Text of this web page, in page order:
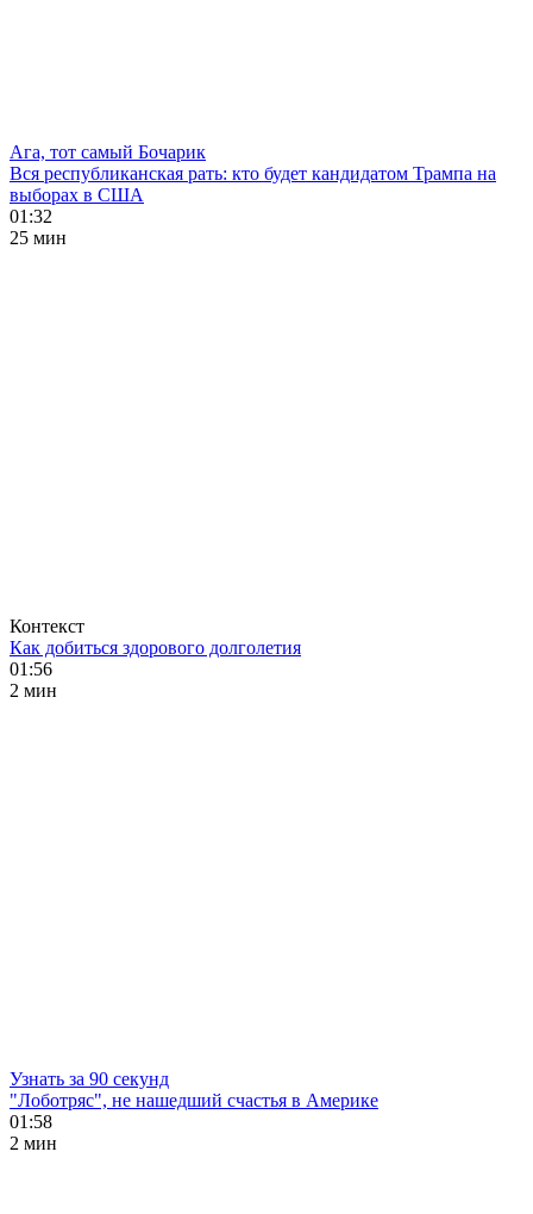
Ага, тот самый Бочарик
Вся республиканская рать: кто будет кандидатом Трампа на
выборах в США
01:32
25 мин
Контекст
Как добиться здорового долголетия
01:56
2 мин
Узнать за 90 секунд
"Лоботряс", не нашедший счастья в Америке
01:58
2 мин